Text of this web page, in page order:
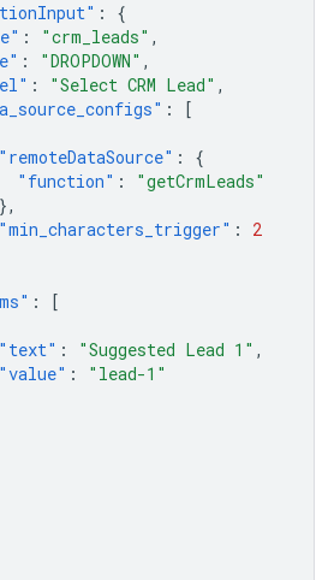
:
{
: "crm_leads" ,
: "DROPDOWN" ,
: "Select CRM Lead" ,
:
[
"remoteDataSource" :
{
"function" :
"getCrmLeads"
},
"min_characters_trigger" :
2
:
[
"text" : "Suggested Lead 1" ,
"value" :
"lead-1"